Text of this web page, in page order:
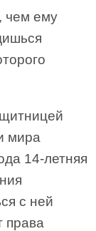
чем ему
мира
14-летняя
с ней
права